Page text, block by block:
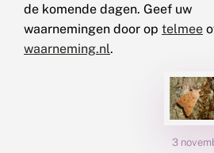
de komende dagen. Geef uw
waarnemingen door op telmee
waarneming.nl.
3